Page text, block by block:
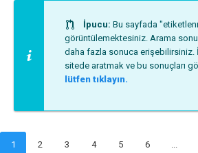
İpucu: Bu sayfada
görüntülemektesiniz. Arama
daha fazla sonuca erişebilirsiniz.
sitede aratmak ve bu sonuçları
lütfen tıklayın.
1 2 3 4 5 6 ...